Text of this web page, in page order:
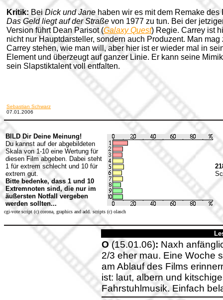
Kritik: Bei Dick und Jane haben wir es mit dem Remake des
Das Geld liegt auf der Straße von 1977 zu tun. Bei der
Version führt Dean Parisot (Galaxy Quest) Regie. Carrey ist
nicht nur Hauptdarsteller, sondern auch Produzent. Man mag
Carrey stehen, wie man will, aber hier ist er wieder mal in
Element und überzeugt auf ganzer Linie. Er kann seine
sein Slapstiktalent voll entfalten.
Sebastian Schwarz
07.01.2006
BILD Dir Deine Meinung!
Du kannst auf der abgebildeten
Skala von 1-10 eine Wertung für
diesen Film abgeben. Dabei steht
1 für extrem schlecht und 10 für
extrem gut.
Bitte bedenke, dass 1 und 10
Extremnoten sind, die nur im
äußersten Notfall vergeben
werden sollten...
cgi-vote script (c) corona, graphics and add. scripts (c) olasch
O(15.01.06): Naxh
2/3 eher mau. Eine Woche
am Ablauf des Films
ist: laut, albern und
Fahrstuhlmusik. Einfach